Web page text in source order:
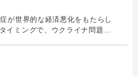
が世界的な経済悪化をもたらし
イミングで、ウクライナ問題や
り、数年の内に宮城県でも融資